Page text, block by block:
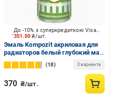
351.50₴/шт.
До -10% з суперкредиткою Visa Вигода
Эмаль Kompozit акриловая для
радиаторов белый глубокий мат
0,75 л
18 3 варианта
370 ₴/шт.